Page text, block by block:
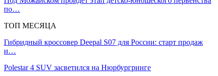
по…
ТОП МЕСЯЦА
Гибридный кроссовер Deepal S07 для России: старт продаж
и…
Polestar 4 SUV засветился на Нюрбургринге